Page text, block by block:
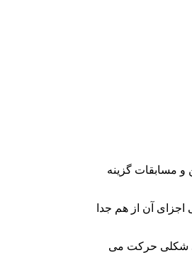
و مسابقات گزینه
آن از هم جدا
شکلی حرکت می